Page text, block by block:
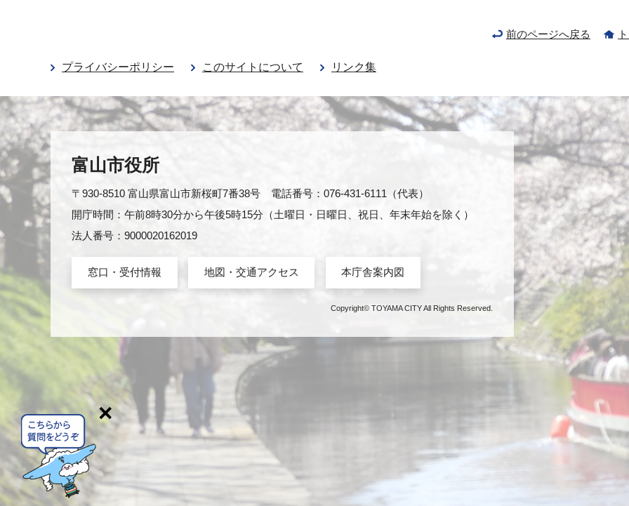
前のページへ戻る
プライバシーポリシー このサイトについて リンク集
富山市役所
〒930-8510 富山県富山市新桜町7番38号 電話番号：076-431-6111（代表）
開庁時間：午前8時30分から午後5時15分（土曜日・日曜日、祝日、年末年始を除く）
法人番号：9000020162019
窓口・受付情報 地図・交通アクセス 本庁舎案内図
Copyright© TOYAMA CITY All Rights Reserved.
×